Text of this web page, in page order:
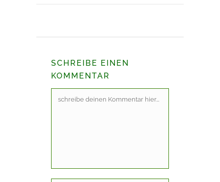
SCHREIBE EINEN
KOMMENTAR